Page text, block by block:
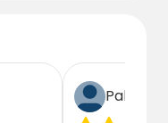
Palle